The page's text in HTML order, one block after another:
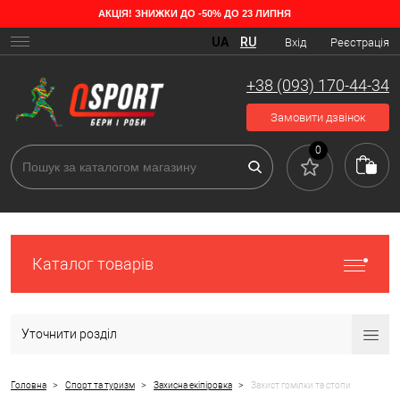
Види гомілкостопів для єдиноборств та спорту
Амуніція, яка захищає ноги спортсмена під час спарингу або на
щитки. Виробники випускають такі види екіпіровки:
АКЦІЯ! ЗНИЖКИ ДО -50% ДО 23 ЛИПНЯ
Вхід Реєстрація
UA RU
+38 (093) 170-44-34
Замовити дзвінок
0
Каталог товарів
Уточнити розділ
Головна > Спорт та туризм > Захисна екіпіровка > Захист гомілки та стопи